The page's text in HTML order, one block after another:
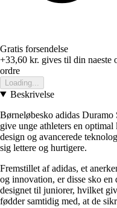
Gratis forsendelse
+33,60 kr. gives til din naeste
ordre
Loading...
Beskrivelse
Børneløbesko adidas
give unge athleters en
design og avancerede
sig lettere og hurtigere.
Fremstillet af adidas, et
og innovation, er disse sko
designet til juniorer, hvilket
fødder samtidig med, at de